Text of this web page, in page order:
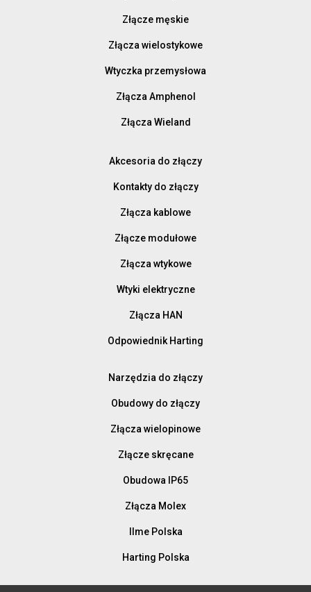
Złącze męskie
Złącza wielostykowe
Wtyczka przemysłowa
Złącza Amphenol
Złącza Wieland
Akcesoria do złączy
Kontakty do złączy
Złącza kablowe
Złącze modułowe
Złącza wtykowe
Wtyki elektryczne
Złącza HAN
Odpowiednik Harting
Narzędzia do złączy
Obudowy do złączy
Złącza wielopinowe
Złącze skręcane
Obudowa IP65
Złącza Molex
Ilme Polska
Harting Polska